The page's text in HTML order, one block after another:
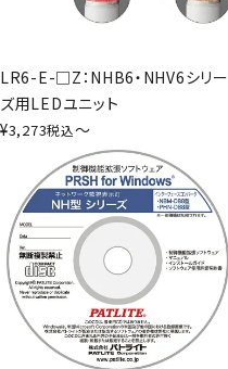
LR6-E-□Z：NHB6・NHV6シリー
ズ用LEDユニット
¥3,273税込〜